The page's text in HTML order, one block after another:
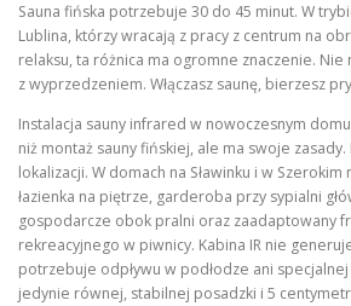
Sauna fińska potrzebuje 30 do 45 minut. W
Lublina, którzy wracają z pracy z centrum na
relaksu, ta różnica ma ogromne znaczenie. Nie
z wyprzedzeniem. Włączasz saunę, bierzesz
Instalacja sauny infrared w nowoczesnym
niż montaż sauny fińskiej, ale ma swoje
lokalizacji. W domach na Sławinku i w
łazienka na piętrze, garderoba przy sypialni
gospodarcze obok pralni oraz zaadaptowany
rekreacyjnego w piwnicy. Kabina IR nie
potrzebuje odpływu w podłodze ani
jedynie równej, stabilnej posadzki i 5